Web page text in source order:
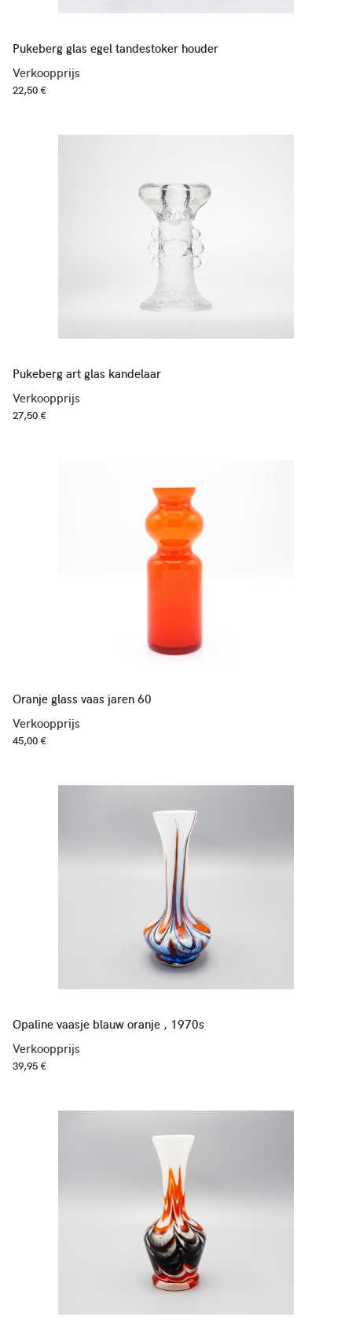
Pukeberg glas egel tandestoker houder
Verkoopprijs
22,50 €
Pukeberg art glas kandelaar
Verkoopprijs
27,50 €
Oranje glass vaas jaren 60
Verkoopprijs
45,00 €
Opaline vaasje blauw oranje , 1970s
Verkoopprijs
39,95 €